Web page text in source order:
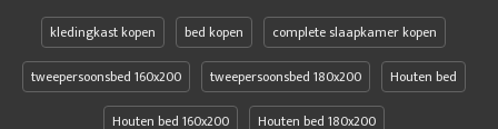
kledingkast kopen bed kopen
complete slaapkamer kopen
tweepersoonsbed 160x200
tweepersoonsbed 180x200
Houten bed
Houten bed 160x200
Houten bed 180x200